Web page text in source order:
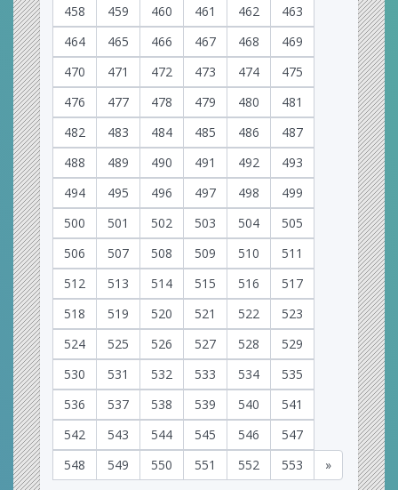
458 459 460 461 462
463
464
465 466 467 468
469
470
471 472 473 474
475
476
477 478 479 480
481
482
483 484 485 486
487
488
489 490 491 492
493
494
495 496 497 498
499
500
501 502 503 504
505
506
507 508 509 510
511
512
513 514 515 516
517
518
519 520 521 522
523
524
525 526 527 528
529
530
531 532 533 534
535
536
537 538 539 540
541
542
543 544 545 546
547
548
549 550 551 552 553 »